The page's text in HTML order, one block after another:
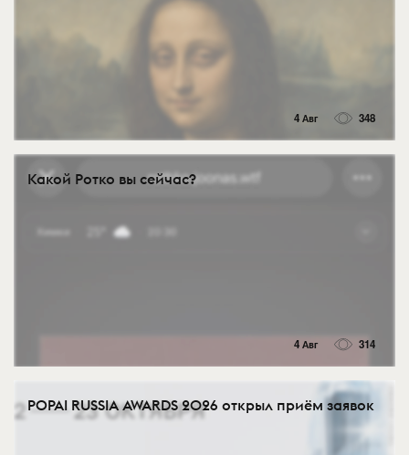
4 Авг 348
Какой Ротко вы сейчас?
4 Авг 314
POPAI RUSSIA AWARDS 2026 открыл приём заявок